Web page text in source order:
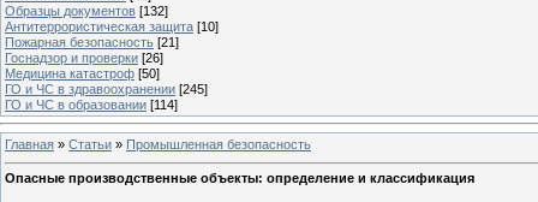
Образцы документов [132]
Антитеррористическая защита [10]
Пожарная безопасность [21]
Госнадзор и проверки [26]
Медицина катастроф [50]
ГО и ЧС в здравоохранении [245]
ГО и ЧС в образовании [114]
Главная » Статьи » Промышленная безопасность
Опасные производственные объекты: определение и классификация